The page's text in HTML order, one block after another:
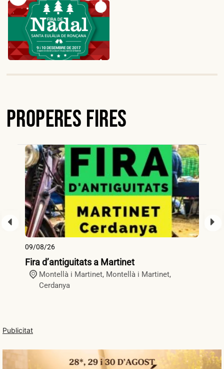
Properes Fires
09/08/26
Fira d’antiguitats a Martinet
Montellà i Martinet, Montellà i Martinet,
Cerdanya
Publicitat